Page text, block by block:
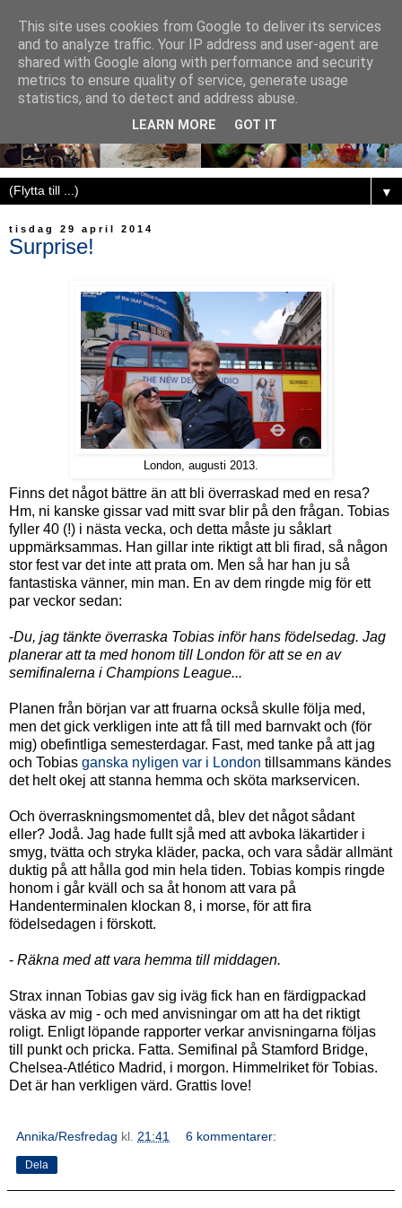
▼
tisdag 29 april 2014
Surprise!
London, augusti 2013.
Finns det något bättre än att bli överraskad med en resa?
Hm, ni kanske gissar vad mitt svar blir på den frågan. Tobias
fyller 40 (!) i nästa vecka, och detta måste ju såklart
uppmärksammas. Han gillar inte riktigt att bli firad, så någon
stor fest var det inte att prata om. Men så har han ju så
fantastiska vänner, min man. En av dem ringde mig för ett
par veckor sedan:
-Du, jag tänkte överraska Tobias inför hans födelsedag. Jag
planerar att ta med honom till London för att se en av
semifinalerna i Champions League...
Planen från början var att fruarna också skulle följa med,
men det gick verkligen inte att få till med barnvakt och (för
mig) obefintliga semesterdagar. Fast, med tanke på att jag
och Tobias ganska nyligen var i London tillsammans kändes
det helt okej att stanna hemma och sköta markservicen.
Och överraskningsmomentet då, blev det något sådant
eller? Jodå. Jag hade fullt sjå med att avboka läkartider i
smyg, tvätta och stryka kläder, packa, och vara sådär allmänt
duktig på att hålla god min hela tiden. Tobias kompis ringde
honom i går kväll och sa åt honom att vara på
Handenterminalen klockan 8, i morse, för att fira
födelsedagen i förskott.
- Räkna med att vara hemma till middagen.
Strax innan Tobias gav sig iväg fick han en färdigpackad
väska av mig - och med anvisningar om att ha det riktigt
roligt. Enligt löpande rapporter verkar anvisningarna följas
till punkt och pricka. Fatta. Semifinal på Stamford Bridge,
Chelsea-Atlético Madrid, i morgon. Himmelriket för Tobias.
Det är han verkligen värd. Grattis love!
Annika/Resfredag kl. 21:41 6 kommentarer:
Dela
This site uses cookies from Google to deliver its services
and to analyze traffic. Your IP address and user-agent are
shared with Google along with performance and security
metrics to ensure quality of service, generate usage
statistics, and to detect and address abuse.
LEARN MORE GOT IT